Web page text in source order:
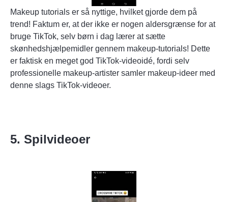
Makeup tutorials er så nyttige, hvilket gjorde dem på
trend! Faktum er, at der ikke er nogen aldersgrænse for at
bruge TikTok, selv børn i dag lærer at sætte
skønhedshjælpemidler gennem makeup-tutorials! Dette
er faktisk en meget god TikTok-videoidé, fordi selv
professionelle makeup-artister samler makeup-ideer med
denne slags TikTok-videoer.
5. Spilvideoer